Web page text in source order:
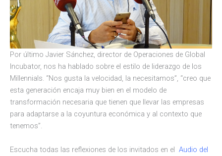
Por último Javier Sánchez, director de Operaciones de Global
Incubator, nos ha hablado sobre el estilo de liderazgo de los
Millennials. “Nos gusta la velocidad, la necesitamos”, “creo que
esta generación encaja muy bien en el modelo de
transformación necesaria que tienen que llevar las empresas
para adaptarse a la coyuntura económica y al contexto que
tenemos”.
Escucha todas las reflexiones de los invitados en el Audio del